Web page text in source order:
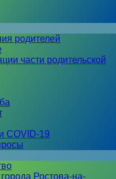
родителей
части родительской
COVID-19
Ростова-на-